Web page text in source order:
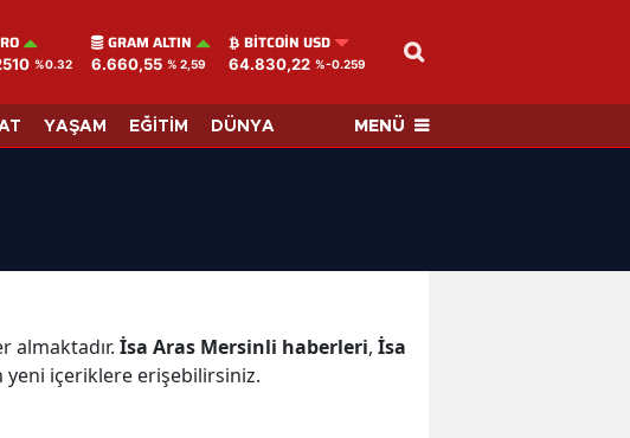
%0.32
GRAM ALTIN
6.660,55 % 2,59
BITCOIN USD
64.830,22 %-0.259
YAŞAM EĞİTİM DÜNYA MENÜ
almaktadır. İsa Aras Mersinli haberleri, İsa
yeni içeriklere erişebilirsiniz.